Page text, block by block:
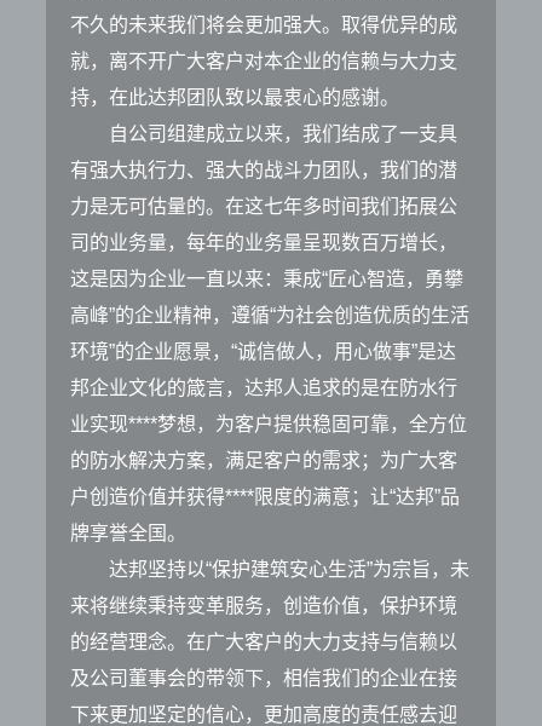
不久的未来我们将会更加强大。取得优异的成
就，离不开广大客户对本企业的信赖与大力支
持，在此达邦团队致以最衷心的感谢。
自公司组建成立以来，我们结成了一支具
有强大执行力、强大的战斗力团队，我们的潜
力是无可估量的。在这七年多时间我们拓展公
司的业务量，每年的业务量呈现数百万增长，
这是因为企业一直以来：秉成“匠心智造，勇攀
高峰”的企业精神，遵循“为社会创造优质的生活
环境”的企业愿景，“诚信做人，用心做事”是达
邦企业文化的箴言，达邦人追求的是在防水行
业实现****梦想，为客户提供稳固可靠，全方位
的防水解决方案，满足客户的需求；为广大客
户创造价值并获得****限度的满意；让“达邦”品
牌享誉全国。
达邦坚持以“保护建筑安心生活”为宗旨，未
来将继续秉持变革服务，创造价值，保护环境
的经营理念。在广大客户的大力支持与信赖以
及公司董事会的带领下，相信我们的企业在接
下来更加坚定的信心，更加高度的责任感去迎